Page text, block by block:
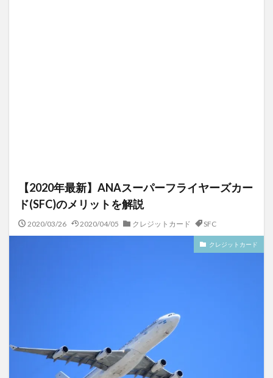
【2020年最新】ANAスーパーフライヤーズカー
ド(SFC)のメリットを解説
2020/03/26 2020/04/05 クレジットカード SFC
クレジットカード